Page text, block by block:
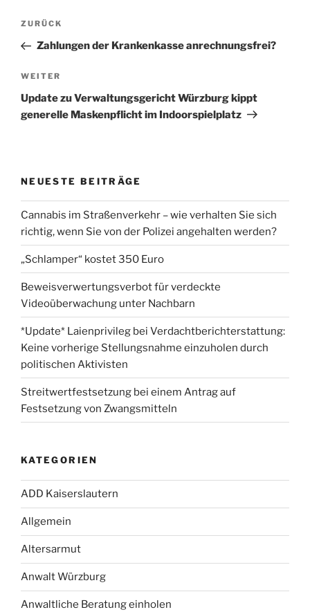
Post
Vorheriger
Beitrag
ZURÜCK
Zahlungen der Krankenkasse anrechnungsfrei?
Nächster
Beitrag
WEITER
Update zu Verwaltungsgericht Würzburg kippt
generelle Maskenpflicht im Indoorspielplatz
NEUESTE BEITRÄGE
Cannabis im Straßenverkehr – wie verhalten Sie sich
richtig, wenn Sie von der Polizei angehalten werden?
„Schlamper“ kostet 350 Euro
Beweisverwertungsverbot für verdeckte
Videoüberwachung unter Nachbarn
*Update* Laienprivileg bei Verdachtberichterstattung:
Keine vorherige Stellungsnahme einzuholen durch
politischen Aktivisten
Streitwertfestsetzung bei einem Antrag auf
Festsetzung von Zwangsmitteln
KATEGORIEN
ADD Kaiserslautern
Allgemein
Altersarmut
Anwalt Würzburg
Anwaltliche Beratung einholen